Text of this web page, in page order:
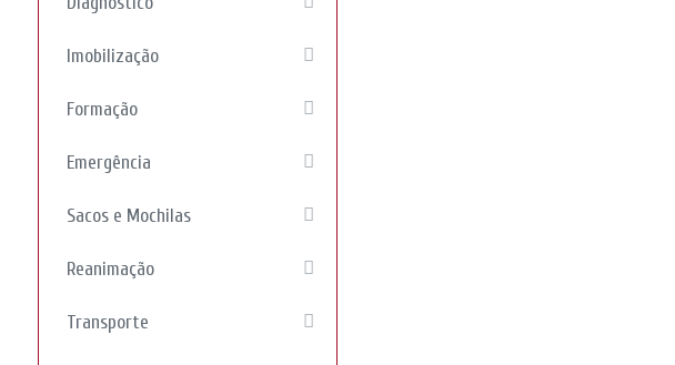
Imobilização
Formação
Emergência
Sacos e Mochilas
Reanimação
Transporte